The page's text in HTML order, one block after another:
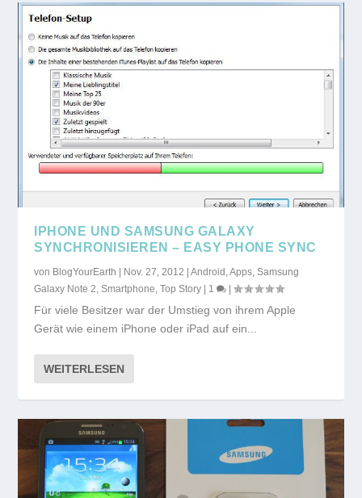
IPHONE UND SAMSUNG GALAXY
SYNCHRONISIEREN – EASY PHONE SYNC
von BlogYourEarth | Nov. 27, 2012 |Android,Apps,Samsung
Galaxy Note 2,Smartphone,Top Story | 1 |
Für viele Besitzer war der Umstieg von ihrem Apple
Gerät wie einem iPhone oder iPad auf ein...
WEITERLESEN